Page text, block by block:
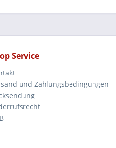
Service
und Zahlungsbedingungen